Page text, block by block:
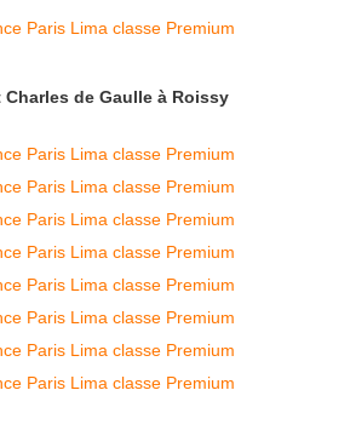
Charles de Gaulle à Roissy